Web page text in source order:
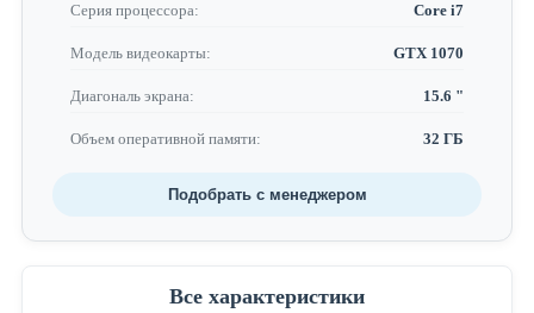
Серия процессора: Core i7
Модель видеокарты: GTX 1070
Диагональ экрана: 15.6 "
Объем оперативной памяти: 32 ГБ
Подобрать с менеджером
Все характеристики